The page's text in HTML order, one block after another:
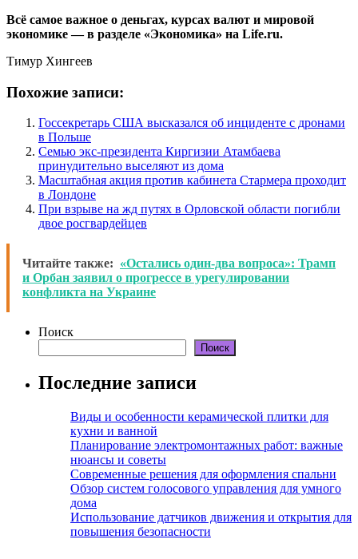
Всё самое важное о деньгах, курсах валют и мировой
экономике — в разделе «Экономика» на Life.ru.
Тимур Хингеев
Похожие записи:
Госсекретарь США высказался об инциденте с дронами
в Польше
Семью экс-президента Киргизии Атамбаева
принудительно выселяют из дома
Масштабная акция против кабинета Стармера проходит
в Лондоне
При взрыве на жд путях в Орловской области погибли
двое росгвардейцев
Читайте также: «Остались один-два вопроса»: Трамп
и Орбан заявил о прогрессе в урегулировании
конфликта на Украине
Поиск
Поиск
Последние записи
Виды и особенности керамической плитки для
кухни и ванной
Планирование электромонтажных работ: важные
нюансы и советы
Современные решения для оформления спальни
Обзор систем голосового управления для умного
дома
Использование датчиков движения и открытия для
повышения безопасности